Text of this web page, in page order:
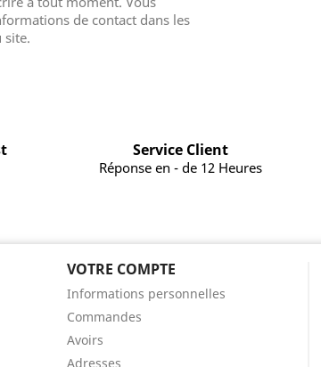
de contact dans les
Service Client
Réponse en - de 12 Heures
VOTRE COMPTE
Informations personnelles
Commandes
Avoirs
Adresses